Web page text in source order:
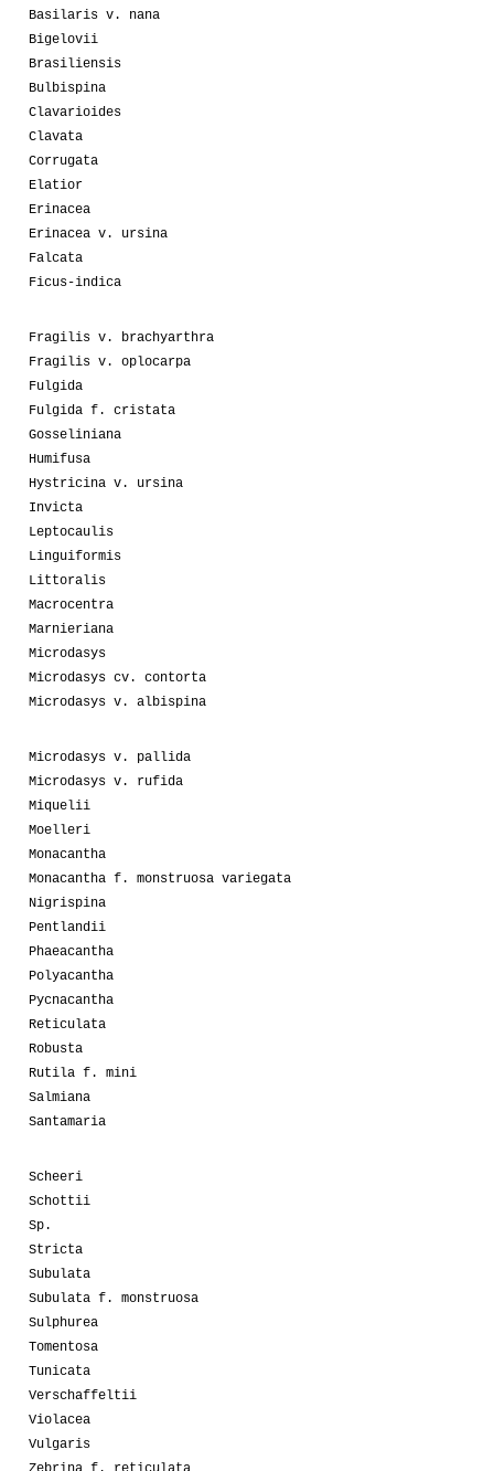
Basilaris v. nana
Bigelovii
Brasiliensis
Bulbispina
Clavarioides
Clavata
Corrugata
Elatior
Erinacea
Erinacea v. ursina
Falcata
Ficus-indica
Fragilis v. brachyarthra
Fragilis v. oplocarpa
Fulgida
Fulgida f. cristata
Gosseliniana
Humifusa
Hystricina v. ursina
Invicta
Leptocaulis
Linguiformis
Littoralis
Macrocentra
Marnieriana
Microdasys
Microdasys cv. contorta
Microdasys v. albispina
Microdasys v. pallida
Microdasys v. rufida
Miquelii
Moelleri
Monacantha
Monacantha f. monstruosa variegata
Nigrispina
Pentlandii
Phaeacantha
Polyacantha
Pycnacantha
Reticulata
Robusta
Rutila f. mini
Salmiana
Santamaria
Scheeri
Schottii
Sp.
Stricta
Subulata
Subulata f. monstruosa
Sulphurea
Tomentosa
Tunicata
Verschaffeltii
Violacea
Vulgaris